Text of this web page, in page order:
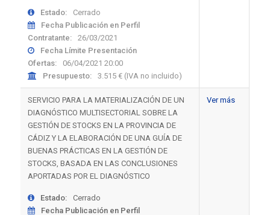
Estado:
Cerrado
Fecha Publicación en Perfil
Contratante:
26/03/2021
Fecha Límite Presentación
Ofertas:
06/04/2021 20:00
Presupuesto:
3.515 € (IVA no incluido)
SERVICIO PARA LA MATERIALIZACIÓN DE UN
DIAGNÓSTICO MULTISECTORIAL SOBRE LA
GESTIÓN DE STOCKS EN LA PROVINCIA DE
CÁDIZ Y LA ELABORACIÓN DE UNA GUÍA DE
BUENAS PRÁCTICAS EN LA GESTIÓN DE
STOCKS, BASADA EN LAS CONCLUSIONES
APORTADAS POR EL DIAGNÓSTICO
Estado:
Cerrado
Fecha Publicación en Perfil
Ver más